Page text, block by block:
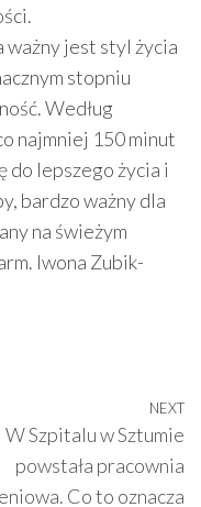
ważny jest styl życia
stopniu
Według
najmniej 150 minut
do lepszego życia i
bardzo ważny dla
na świeżym
Iwona Zubik-
NEXT
W Szpitalu w Sztumie
powstała pracownia
Co to oznacza